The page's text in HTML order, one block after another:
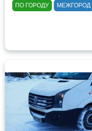
ПО ГОРОДУ МЕЖГОРОД